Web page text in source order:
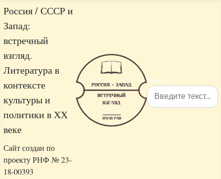
Россия / СССР и
Запад:
встречный
взгляд.
Литература в
контексте
культуры и
политики в ХХ
веке
Сайт создан по
проекту РНФ № 23-
18-00393
Поиск